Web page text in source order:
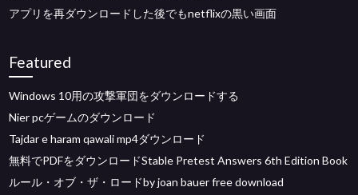
アプリを再ダウンロードした後でもnetflixの黒い画面
Featured
Windows 10用の攻撃軍団をダウンロードする
Nier pcゲームのダウンロード
Tajdar e haram qawali mp4ダウンロード
無料でPDFをダウンロードStable Pretest Answers 6th Edition Book
ルール・オブ・ザ・ロードby joan bauer free download